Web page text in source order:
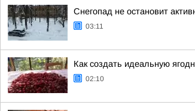
Снегопад не остановит
03:11
Как создать идеальную
02:10